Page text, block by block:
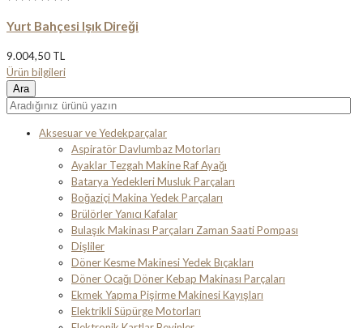
Yurt Bahçesi Işık Direği
9.004,50 TL
Ürün bilgileri
Aksesuar ve Yedekparçalar
Aspiratör Davlumbaz Motorları
Ayaklar Tezgah Makine Raf Ayağı
Batarya Yedekleri Musluk Parçaları
Boğaziçi Makina Yedek Parçaları
Brülörler Yanıcı Kafalar
Bulaşık Makinası Parçaları Zaman Saati Pompası
Dişliler
Döner Kesme Makinesi Yedek Bıçakları
Döner Ocağı Döner Kebap Makinası Parçaları
Ekmek Yapma Pişirme Makinesi Kayışları
Elektrikli Süpürge Motorları